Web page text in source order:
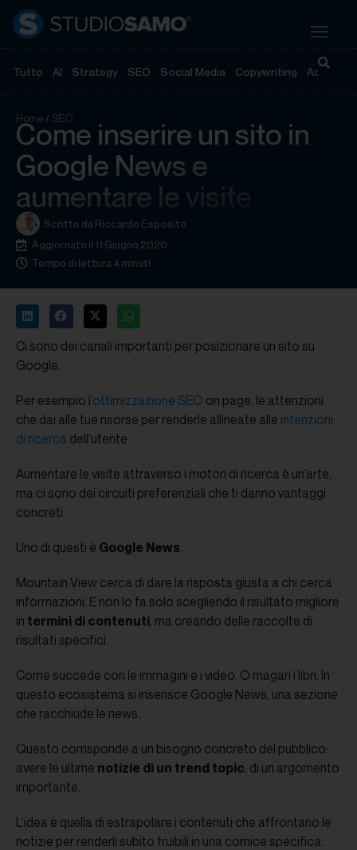
Tutto AI Strategy SEO Social Media Copywriting
Home/ SEO
Come inserire un sito in
Google News e
aumentare le visite
Scritto da Riccardo Esposito
Aggiornato il 11 Giugno 2020
Tempo di lettura 4 minuti
Ci sono dei canali importanti per posizionare un sito su
Google.
Per esempio l’ottimizzazione SEO on page, le attenzioni
che dai alle tue risorse per renderle allineate alle intenzioni
di ricerca dell’utente.
Aumentare le visite attraverso i motori di ricerca è un’arte,
ma ci sono dei circuiti preferenziali che ti danno vantaggi
concreti.
Uno di questi è Google News.
Mountain View cerca di dare la risposta giusta a chi cerca
informazioni. E non lo fa solo scegliendo il risultato migliore
in termini di contenuti, ma creando delle raccolte di
risultati specifici.
Come succede con le immagini e i video. O magari i libri. In
questo ecosistema si inserisce Google News, una sezione
che racchiude le news.
Questo corrisponde a un bisogno concreto del pubblico:
avere le ultime notizie di un trend topic, di un argomento
importante.
L’idea è quella di estrapolare i contenuti che affrontano le
notizie per renderli subito fruibili in una cornice specifica.